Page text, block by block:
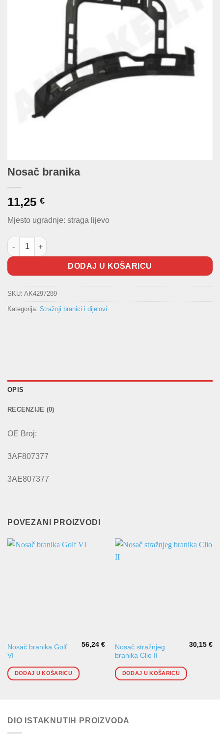
Nosač branika
11,25 €
Mjesto ugradnje: straga lijevo
Nosač branika količina
DODAJ U KOŠARICU
SKU: AK4297289
Kategorija: Stražnji branici i dijelovi
OPIS
RECENZIJE (0)
OE Broj:
3AF807377
3AE807377
POVEZANI PROIZVODI
Nosač branika Golf
VI
56,24€
DODAJ U KOŠARICU
Nosač stražnjeg
branika Clio II
30,15€
DODAJ U KOŠARICU
DIO ISTAKNUTIH PROIZVODA